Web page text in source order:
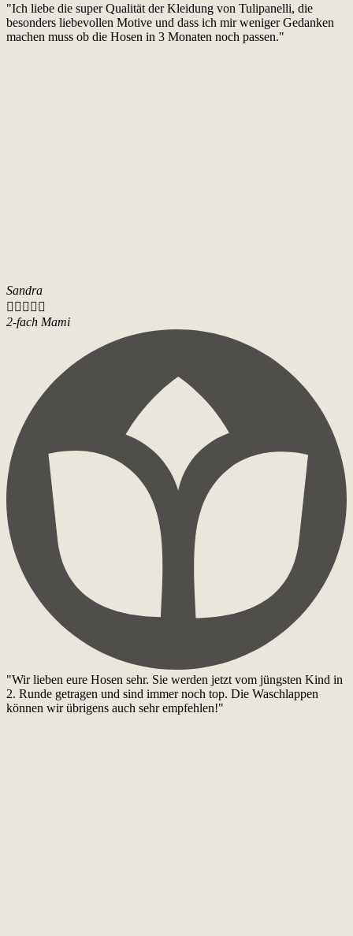
"Ich liebe die super Qualität der Kleidung von Tulipanelli, die
besonders liebevollen Motive und dass ich mir weniger Gedanken
machen muss ob die Hosen in 3 Monaten noch passen."
Sandra
    
2-fach Mami
"Wir lieben eure Hosen sehr. Sie werden jetzt vom jüngsten Kind in
2. Runde getragen und sind immer noch top. Die Waschlappen
können wir übrigens auch sehr empfehlen!"